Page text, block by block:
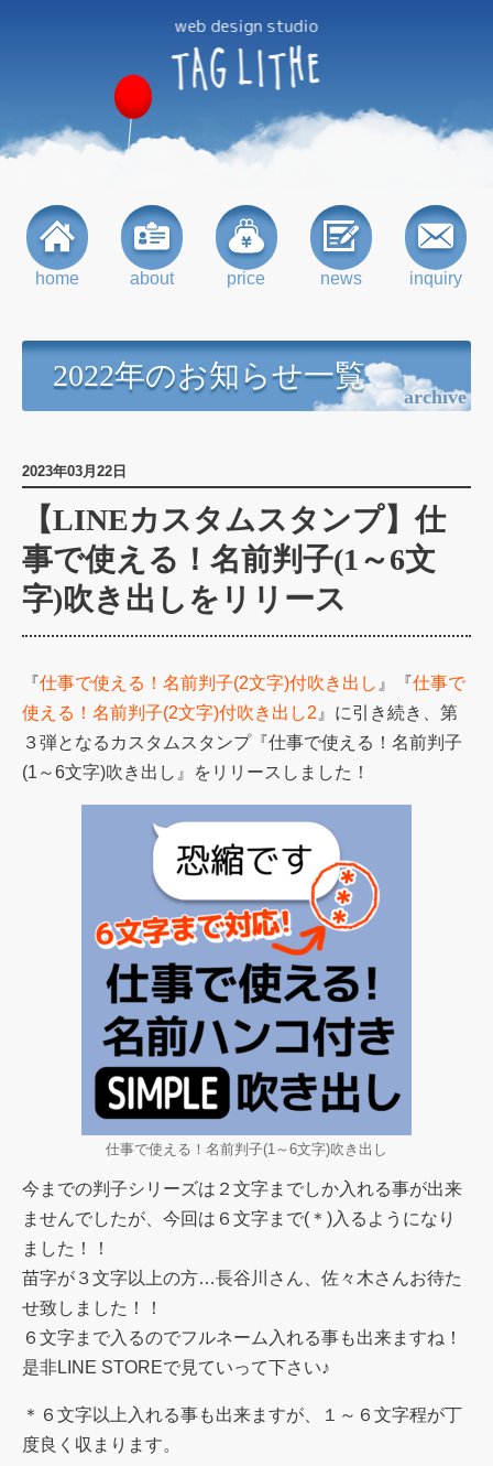
web design studio
TAGLITHE
home about price news inquiry
2022年のお知らせ一覧
archive
2023年03月22日
【LINEカスタムスタンプ】仕
事で使える！名前判子(1～6文
字)吹き出しをリリース
『仕事で使える！名前判子(2文字)付吹き出し 』『仕事で
使える！名前判子(2文字)付吹き出し2 』に引き続き、第
３弾となるカスタムスタンプ『仕事で使える！名前判子
(1～6文字)吹き出し』をリリースしました！
仕事で使える！名前判子(1～6文字)吹き出し
今までの判子シリーズは２文字までしか入れる事が出来
ませんでしたが、今回は６文字まで(＊)入るようになり
ました！！
苗字が３文字以上の方…長谷川さん、佐々木さんお待た
せ致しました！！
６文字まで入るのでフルネーム入れる事も出来ますね！
是非LINE STOREで見ていって下さい♪
＊６文字以上入れる事も出来ますが、１～６文字程が丁
度良く収まります。